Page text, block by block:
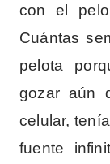
con el
Cuántas
pelota
gozar aún
celular,
fuente